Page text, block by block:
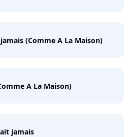
(Comme A La Maison)
A La Maison)
jamais